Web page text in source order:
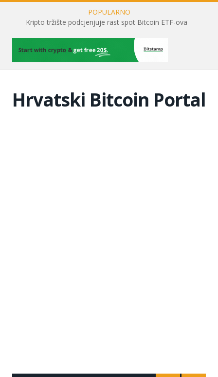
POPULARNO
Kripto tržište podcjenjuje rast spot Bitcoin ETF-ova
Hrvatski Bitcoin Portal